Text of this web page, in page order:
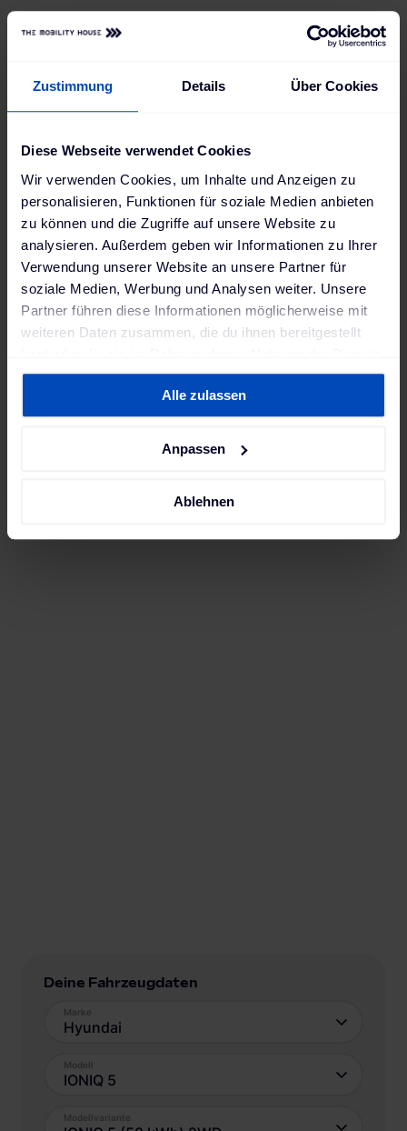
Zustimmung Details Über Cookies
Diese Webseite verwendet Cookies
Wir verwenden Cookies, um Inhalte und Anzeigen zu
personalisieren, Funktionen für soziale Medien anbieten
zu können und die Zugriffe auf unsere Website zu
analysieren. Außerdem geben wir Informationen zu Ihrer
Verwendung unserer Website an unsere Partner für
soziale Medien, Werbung und Analysen weiter. Unsere
Partner führen diese Informationen möglicherweise mit
weiteren Daten zusammen, die du ihnen bereitgestellt
gesammelt haben. Weitere Informationen findest du in
Datenschutzerklärungund unserem
Impressum.
Alle zulassen
Anpassen
Ablehnen
bereits Zugriff auf alle Ladevorgänge und
kann sie per App bequem einsehen und
neue Features runter, wann immer er sie
Deine Fahrzeugdaten
Marke
Hyundai
Modell
IONIQ 5
Modellvariante